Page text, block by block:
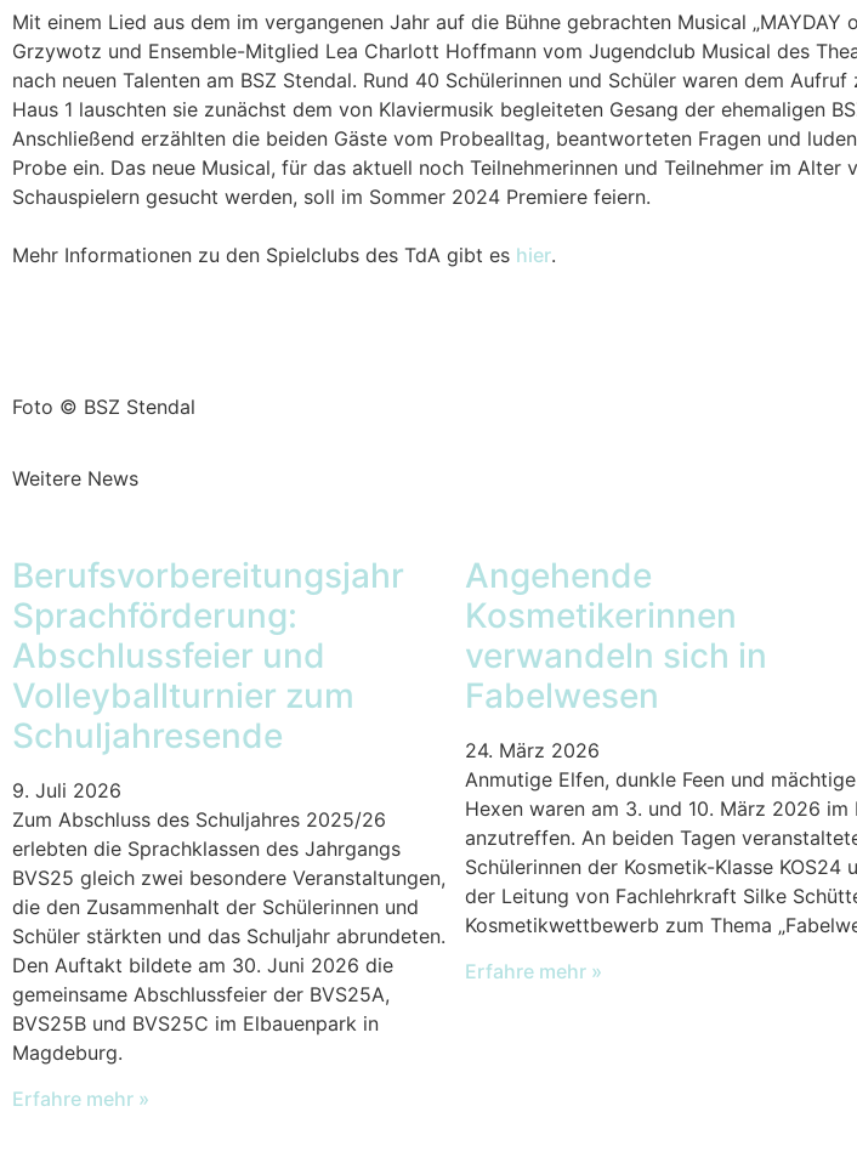
Mit einem Lied aus dem im vergangenen Jahr auf die Bühne gebrachten Musical
Grzywotz und Ensemble-Mitglied Lea Charlott Hoffmann vom Jugendclub Musical des
nach neuen Talenten am BSZ Stendal. Rund 40 Schülerinnen und Schüler waren dem
Haus 1 lauschten sie zunächst dem von Klaviermusik begleiteten Gesang der ehemaligen
Anschließend erzählten die beiden Gäste vom Probealltag, beantworteten Fragen und
Probe ein. Das neue Musical, für das aktuell noch Teilnehmerinnen und Teilnehmer im
Schauspielern gesucht werden, soll im Sommer 2024 Premiere feiern.
Mehr Informationen zu den Spielclubs des TdA gibt es hier.
Foto © BSZ Stendal
Weitere News
Berufsvorbereitungsjahr
Sprachförderung:
Abschlussfeier und
Volleyballturnier zum
Schuljahresende
9. Juli 2026
Zum Abschluss des Schuljahres 2025/26
erlebten die Sprachklassen des Jahrgangs
BVS25 gleich zwei besondere Veranstaltungen,
die den Zusammenhalt der Schülerinnen und
Schüler stärkten und das Schuljahr abrundeten.
Den Auftakt bildete am 30. Juni 2026 die
gemeinsame Abschlussfeier der BVS25A,
BVS25B und BVS25C im Elbauenpark in
Magdeburg.
Erfahre mehr »
Angehende
Kosmetikerinnen
verwandeln sich in
Fabelwesen
24. März 2026
Anmutige Elfen, dunkle Feen und mächtige
Hexen waren am 3. und 10. März 2026 im
anzutreffen. An beiden Tagen
Schülerinnen der Kosmetik-Klasse KOS24
der Leitung von Fachlehrkraft Silke
Kosmetikwettbewerb zum Thema
Erfahre mehr »